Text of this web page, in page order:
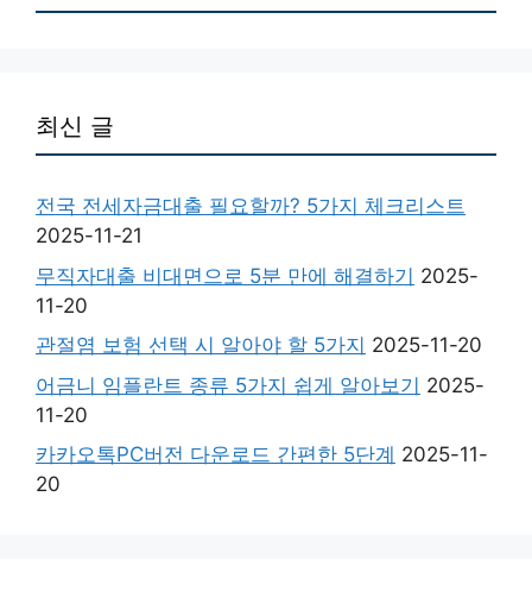
최신 글
전국 전세자금대출 필요할까? 5가지 체크리스트
2025-11-21
무직자대출 비대면으로 5분 만에 해결하기 2025-
11-20
관절염 보험 선택 시 알아야 할 5가지 2025-11-20
어금니 임플란트 종류 5가지 쉽게 알아보기 2025-
11-20
카카오톡PC버전 다운로드 간편한 5단계 2025-11-
20